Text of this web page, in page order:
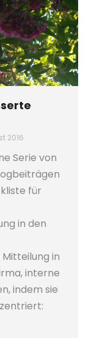
2016
Serie von
für
in den
in
interne
indem sie